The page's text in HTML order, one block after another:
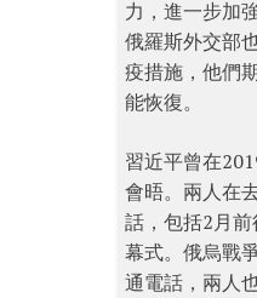
力，進一步加
俄羅斯外交部
疫措施，他們
能恢復。
習近平曾在
會晤。兩人在
話，包括2月
幕式。俄烏戰
通電話，兩人